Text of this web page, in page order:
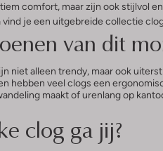
comfort, maar zijn ook stijlvol
vind je een uitgebreide collectie
van dit
niet alleen trendy, maar ook
hebben veel clogs een
maakt of urenlang op
clog ga jij?